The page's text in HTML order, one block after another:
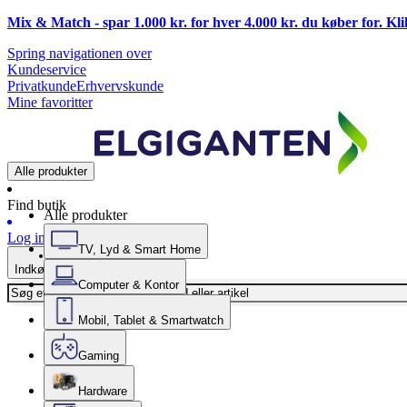
Mix & Match - spar 1.000 kr. for hver 4.000 kr. du køber for.
Spring navigationen over
Kundeservice
PrivatkundeErhvervskunde
Mine favoritter
Alle produkter
Find butik
Log ind
Indkøbskurv
Alle produkter
TV, Lyd & Smart Home
Computer & Kontor
Mobil, Tablet & Smartwatch
Gaming
Hardware